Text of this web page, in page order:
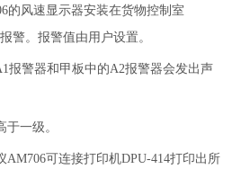
的风速显示器安装在货物控制室
警。报警值由用户设置。
报警器和甲板中的A2报警器会发出声
一级。
AM706可连接打印机DPU-414打印出所